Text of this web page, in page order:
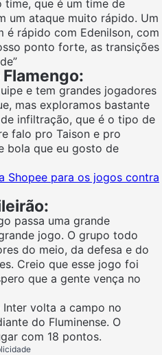
time, que é um time de
um ataque muito rápido. Um
é rápido com Edenilson, com
ponto forte, as transições
e tem grandes jogadores
mas exploramos bastante
infiltração, que é o tipo de
falo pro Taison e pro
bola que eu gosto de
Shopee para os jogos contra
passa uma grande
jogo. O grupo todo
do meio, da defesa e do
Creio que esse jogo foi
que a gente vença no
volta a campo no
do Fluminense. O
com 18 pontos.